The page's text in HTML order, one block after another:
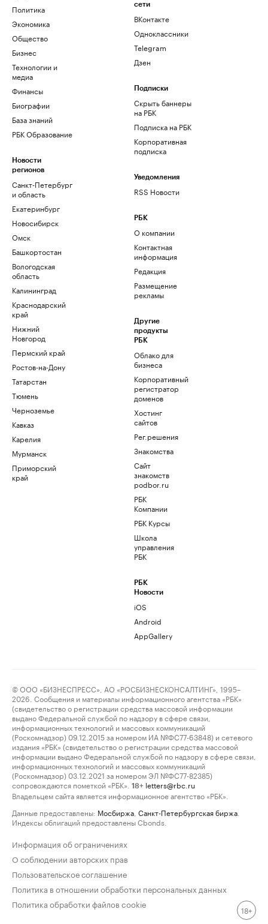
Политика
Экономика
Общество
Бизнес
Технологии и
медиа
Финансы
Биографии
База знаний
РБК Образование
Новости
регионов
Санкт-Петербург
и область
Екатеринбург
Новосибирск
Омск
Башкортостан
Вологодская
область
Калининград
Краснодарский
край
Нижний
Новгород
Пермский край
Ростов-на-Дону
Татарстан
Тюмень
Черноземье
Кавказ
Карелия
Мурманск
Приморский
край
сети
ВКонтакте
Одноклассники
Telegram
Дзен
Подписки
Скрыть баннеры
на РБК
Подписка на РБК
Корпоративная
подписка
Уведомления
RSS Новости
РБК
О компании
Контактная
информация
Редакция
Размещение
рекламы
Другие
продукты
РБК
Облако для
бизнеса
Корпоративный
регистратор
доменов
Хостинг
сайтов
Рег.решения
Знакомства
Сайт
знакомств
podbor.ru
РБК
Компании
РБК Курсы
Школа
управления
РБК
РБК
Новости
iOS
Android
AppGallery
© ООО «БИЗНЕСПРЕСС», АО «РОСБИЗНЕСКОНСАЛТИНГ», 1995–
2026. Сообщения и материалы информационного агентства «РБК»
(свидетельство о регистрации средства массовой информации
выдано Федеральной службой по надзору в сфере связи,
информационных технологий и массовых коммуникаций
(Роскомнадзор) 09.12.2015 за номером ИА №ФС77-63848) и сетевого
издания «РБК» (свидетельство о регистрации средства массовой
информации выдано Федеральной службой по надзору в сфере связи,
информационных технологий и массовых коммуникаций
(Роскомнадзор) 03.12.2021 за номером ЭЛ №ФС77-82385)
сопровождаются пометкой «РБК».
18+ letters@rbc.ru
Владельцем сайта является информационное агентство «РБК».
Данные предоставлены: Мосбиржа Санкт-Петербургская биржа
Индексы облигаций предоставлены Cbonds.
Информация об ограничениях
О соблюдении авторских прав
Пользовательское соглашение
Политика в отношении обработки персональных данных
Политика обработки файлов cookie
18+